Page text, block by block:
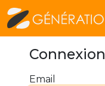
Connexion
Email